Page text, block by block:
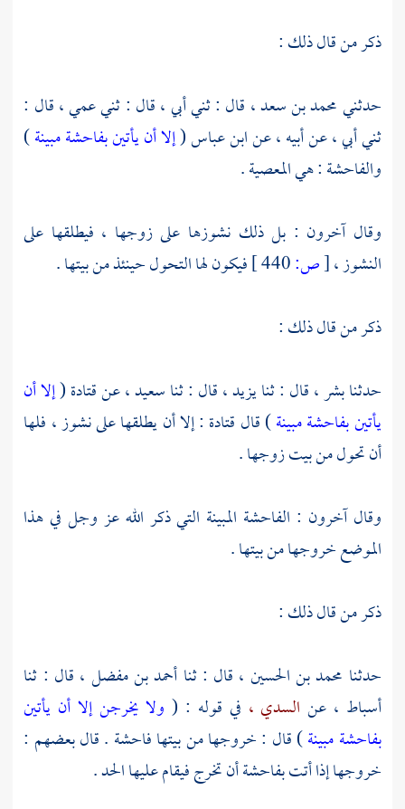
ذكر من قال ذلك :
حدثنيمحمد بن سعد ، قال : ثني أبي ، قال : ثني عمي ، قال :
ثني أبي ، عن أبيه ، عنابن عباس(إلا أن يأتين بفاحشة مبينة)
والفاحشة : هي المعصية .
وقال آخرون : بل ذلك نشوزها على زوجها ، فيطلقها على
النشوز ،[ص:
فيكون لها التحول حينئذ من بيتها .
ذكر من قال ذلك :
حدثنابشر ،قال : ثنايزيد ،قال : ثناسعيد ،عنقتادة(إلا أن
يأتين بفاحشة مبينة) قال قتادة : إلا أن يطلقها على نشوز ، فلها
أن تحول من بيت زوجها .
وقال آخرون : الفاحشة المبينة التي ذكر الله عز وجل في هذا
الموضع خروجها من بيتها .
ذكر من قال ذلك :
حدثنا محمد بن الحسين ، قال : ثنا أحمد بن مفضل ، قال : ثنا
أسباط ، عن السدي ، في قوله : ( ولا يخرجن إلا أن يأتين
بفاحشة مبينة) قال : خروجها من بيتها فاحشة . قال بعضهم :
خروجها إذا أتت بفاحشة أن تخرج فيقام عليها الحد .